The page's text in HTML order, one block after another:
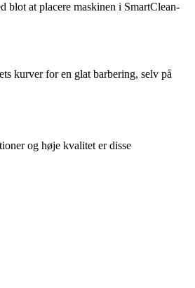
blot at placere maskinen i SmartClean-
kurver for en glat barbering, selv på
og høje kvalitet er disse